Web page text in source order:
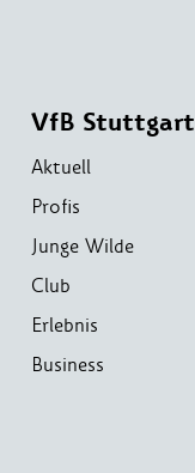
VfB Stuttgart
Aktuell
Profis
Junge Wilde
Club
Erlebnis
Business